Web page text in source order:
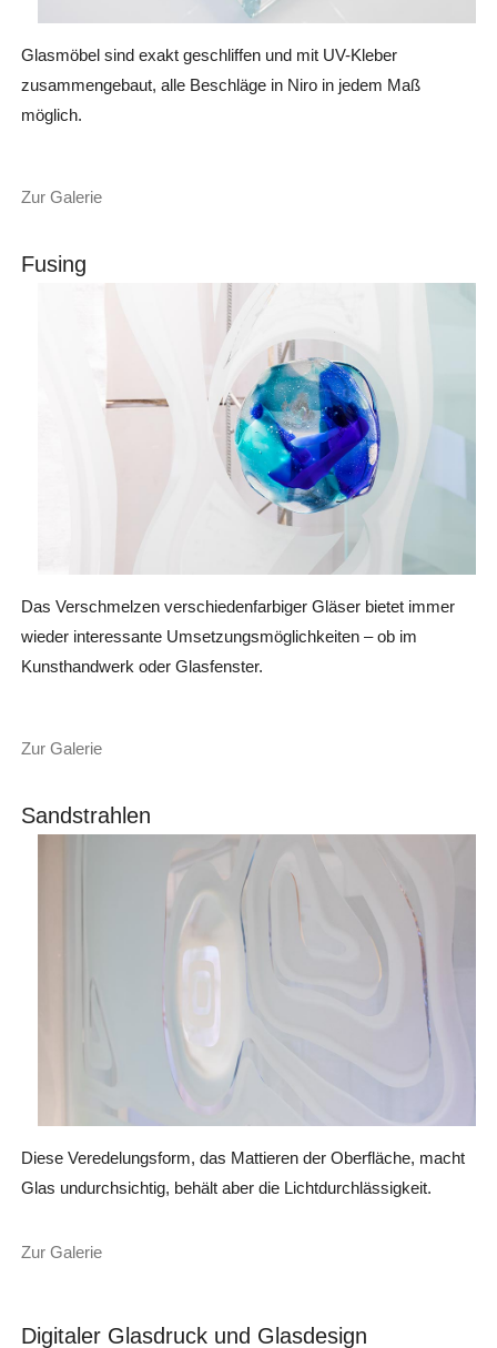
Glasmöbel sind exakt geschliffen und mit UV-Kleber
zusammengebaut, alle Beschläge in Niro in jedem Maß
möglich.
Zur Galerie
Fusing
Das Verschmelzen verschiedenfarbiger Gläser bietet immer
wieder interessante Umsetzungsmöglichkeiten – ob im
Kunsthandwerk oder Glasfenster.
Zur Galerie
Sandstrahlen
Diese Veredelungsform, das Mattieren der Oberfläche, macht
Glas undurchsichtig, behält aber die Lichtdurchlässigkeit.
Zur Galerie
Digitaler Glasdruck und Glasdesign